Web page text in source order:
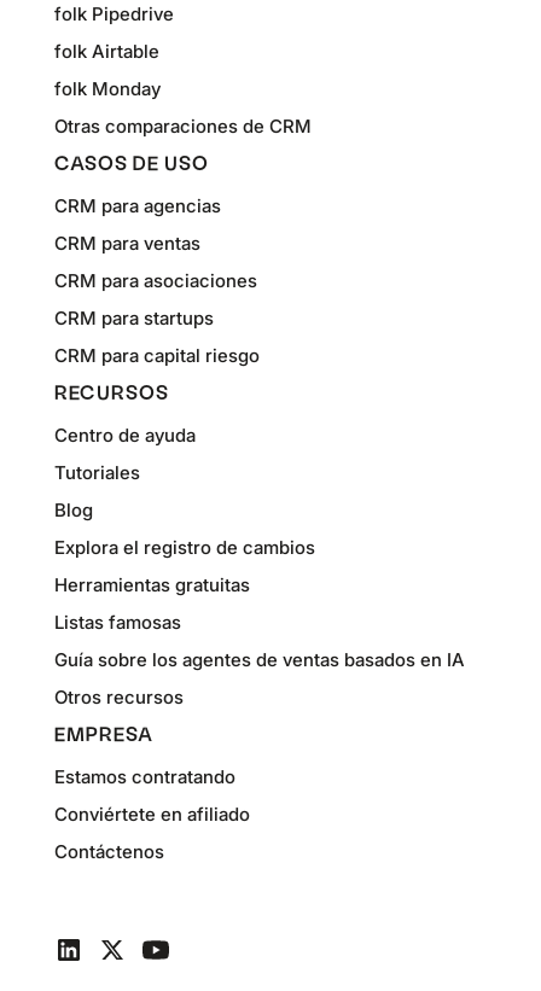
folk Pipedrive
folk Airtable
folk Monday
Otras comparaciones de CRM
CASOS DE USO
CRM para agencias
CRM para ventas
CRM para asociaciones
CRM para startups
CRM para capital riesgo
RECURSOS
Centro de ayuda
Tutoriales
Blog
Explora el registro de cambios
Herramientas gratuitas
Listas famosas
Guía sobre los agentes de ventas basados en IA
Otros recursos
EMPRESA
Estamos contratando
Conviértete en afiliado
Contáctenos